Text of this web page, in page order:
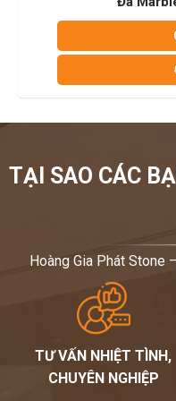
0972101656 –
sằng tư vấn và hỗ trợ
chung tay làm
TẠI SAO CÁC
Hoàng Gia Phát Stone
TƯ VẤN NHIỆT TÌNH,
CHUYÊN NGHIỆP